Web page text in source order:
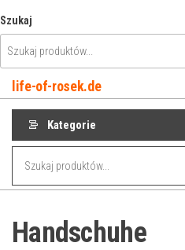
do
treści
Szukaj
life-of-rosek.de
Kategorie
Handschuhe